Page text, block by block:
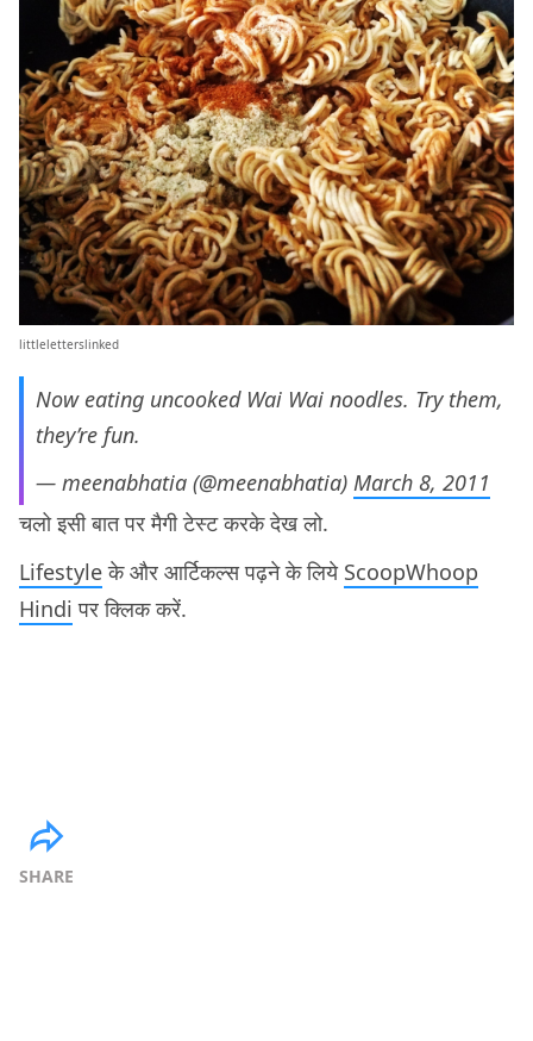
littleletterslinked
Now eating uncooked Wai Wai noodles. Try them,
they’re fun.
— meenabhatia (@meenabhatia) March 8, 2011
चलो इसी बात पर मैगी टेस्ट करके देख लो.
Lifestyleके और आर्टिकल्स पढ़ने के लिये ScoopWhoop
Hindi पर क्लिक करें.
SHARE